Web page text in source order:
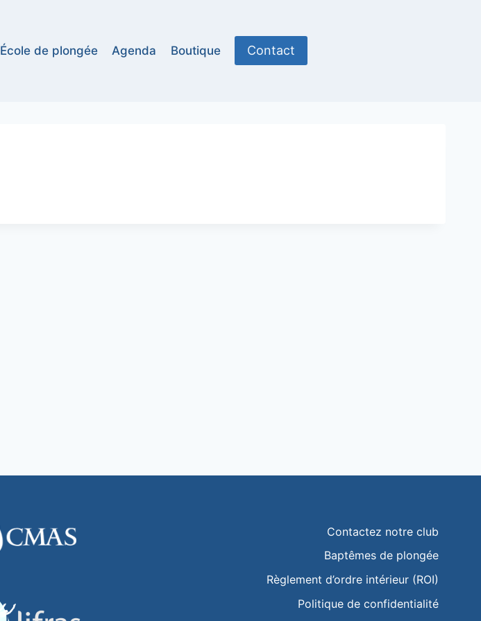
École de plongée Agenda Boutique Contact
Contactez notre club
Baptêmes de plongée
Règlement d’ordre intérieur (ROI)
Politique de confidentialité